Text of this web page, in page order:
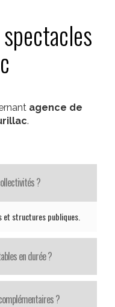
agence de
.
?
et structures publiques.
en durée ?
?